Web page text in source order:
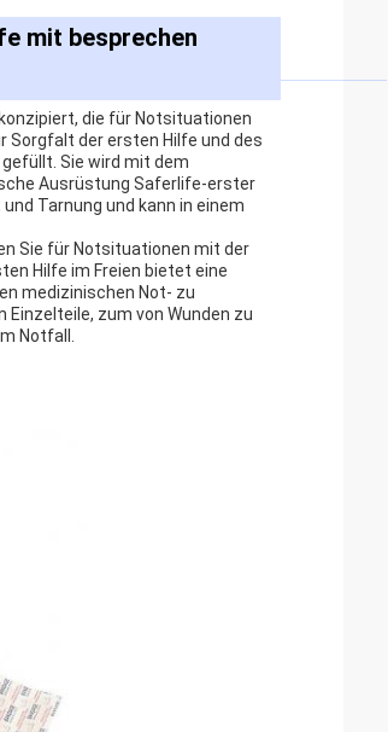
mit besprechen
die für Notsituationen
Sorgfalt der ersten Hilfe und des
Sie wird mit dem
Ausrüstung Saferlife-erster
Tarnung und kann in einem
Sie für Notsituationen mit der
Hilfe im Freien bietet eine
medizinischen Not- zu
zum von Wunden zu
Notfall.